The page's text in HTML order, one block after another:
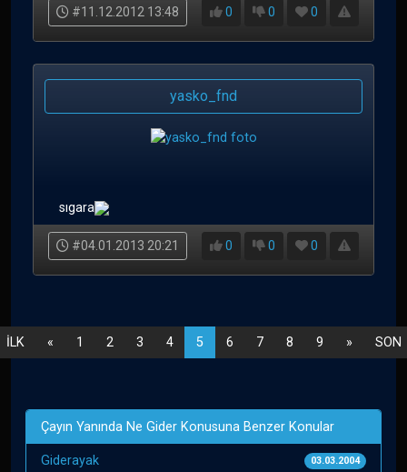
#11.12.2012 13:48 0 0 0
yasko_fnd
sıgara
#04.01.2013 20:21 0 0 0
İLK « 1 2 3 4 5 6 7 8 9 » SON
Çayın Yanında Ne Gider Konusuna Benzer Konular
Giderayak 03.03.2004